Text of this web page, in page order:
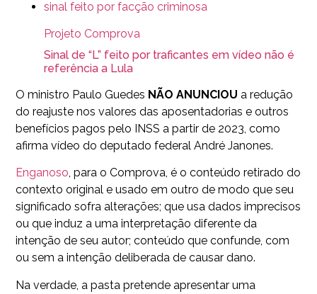
Projeto Comprova
Sinal de “L” feito por traficantes em vídeo não é
referência a Lula
O ministro Paulo Guedes NÃO ANUNCIOU a redução
do reajuste nos valores das aposentadorias e outros
benefícios pagos pelo INSS a partir de 2023, como
afirma vídeo do deputado federal André Janones.
Enganoso, para o Comprova, é o conteúdo retirado do
contexto original e usado em outro de modo que seu
significado sofra alterações; que usa dados imprecisos
ou que induz a uma interpretação diferente da
intenção de seu autor; conteúdo que confunde, com
ou sem a intenção deliberada de causar dano.
Na verdade, a pasta pretende apresentar uma